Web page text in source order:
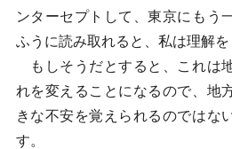
ンターセプトして、東京にもう
ふうに読み取れると、私は理解を
もしそうだとすると、これは
れを変えることになるので、地
きな不安を覚えられるのではな
す。